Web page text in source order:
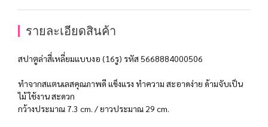
รายละเอียดสินค้า
สปาตูล่าสี่เหลี่ยมแบบงอ (16รู) รหัส 5668884000506
ทำจากสแตนเลสคุณภาพดี แข็งแรง ทำความ สะอาดง่าย ด้ามจับเป็น
ไม้ ใช้งาน สะดวก
กว้างประมาณ 7.3 cm. / ยาวประมาณ 29 cm.